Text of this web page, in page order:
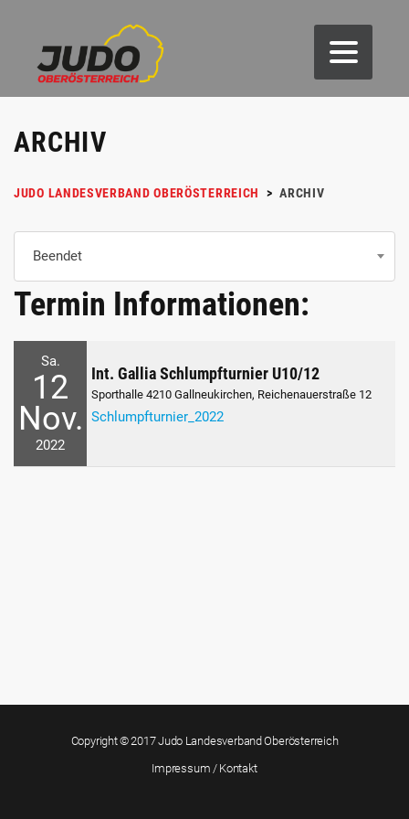
ARCHIV
JUDO LANDESVERBAND OBERÖSTERREICH > ARCHIV
Beendet
Termin Informationen:
Sa.
12
Nov.
2022
Int. Gallia Schlumpfturnier U10/12
Sporthalle 4210 Gallneukirchen, Reichenauerstraße 12
Schlumpfturnier_2022
Copyright © 2017 Judo Landesverband Oberösterreich
Impressum / Kontakt